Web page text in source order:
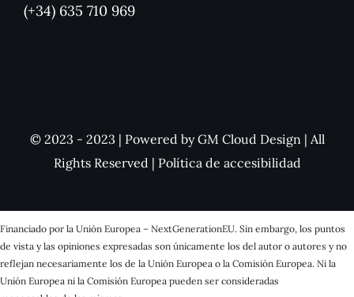
(+34) 635 710 969
© 2023 - 2023 | Powered byGM Cloud Design| All
Rights Reserved | Política de accesibilidad
Financiado por la Unión Europea – NextGenerationEU. Sin embargo, los puntos
de vista y las opiniones expresadas son únicamente los del autor o autores y no
reflejan necesariamente los de la Unión Europea o la Comisión Europea. Ni la
Unión Europea ni la Comisión Europea pueden ser consideradas